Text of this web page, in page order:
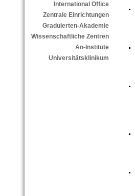
International Office
Zentrale Einrichtungen
Graduierten-Akademie
Wissenschaftliche Zentren
An-Institute
Universitätsklinikum